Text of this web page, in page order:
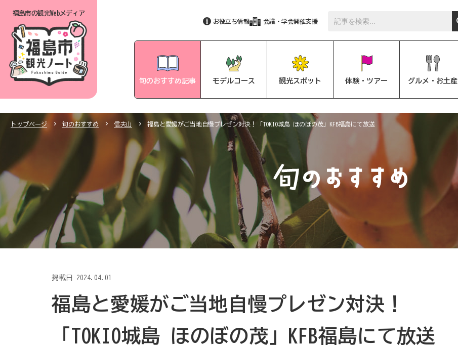
福島市の観光Webメディア
お役立ち情報 会議・学会開催支援
旬のおすすめ記事 モデルコース 観光スポット 体験・ツアー グルメ・お土産
トップページ 旬のおすすめ 信夫山 福島と愛媛がご当地自慢プレゼン対決！「TOKIO城島 ほのぼの茂」KFB福島にて放送
掲載日 2024.04.01
福島と愛媛がご当地自慢プレゼン対決！
「TOKIO城島 ほのぼの茂」KFB福島にて放送